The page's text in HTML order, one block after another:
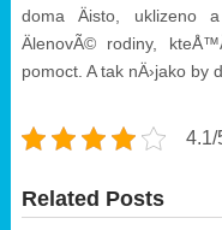
doma Äisto, uklizeno
ÄlenovÃ© rodiny,
pomoct. A tak nÄ›jako by
4.1/
Related Posts